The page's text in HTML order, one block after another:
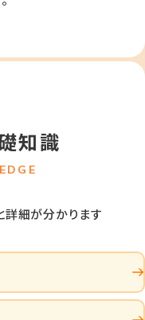
知識
詳細が分かります